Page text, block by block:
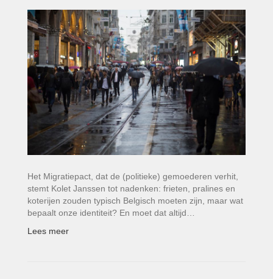
Het Migratiepact, dat de (politieke) gemoederen verhit,
stemt Kolet Janssen tot nadenken: frieten, pralines en
koterijen zouden typisch Belgisch moeten zijn, maar wat
bepaalt onze identiteit? En moet dat altijd…
Lees meer